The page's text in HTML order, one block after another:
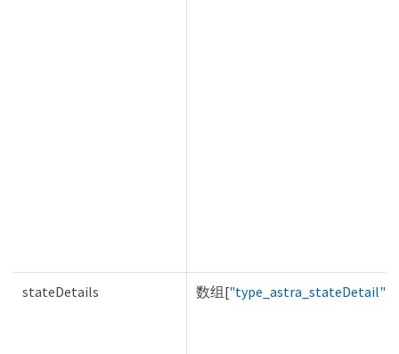
stateDetails 数组["type_astra_stateDetail"